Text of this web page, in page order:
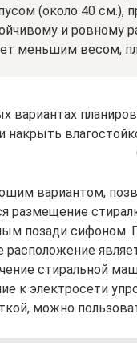
(около 40 см.),
и ровному
меньшим весом,
вариантах
накрыть
вариантом,
размещение
позади сифоном.
расположение
стиральной
к электросети
можно